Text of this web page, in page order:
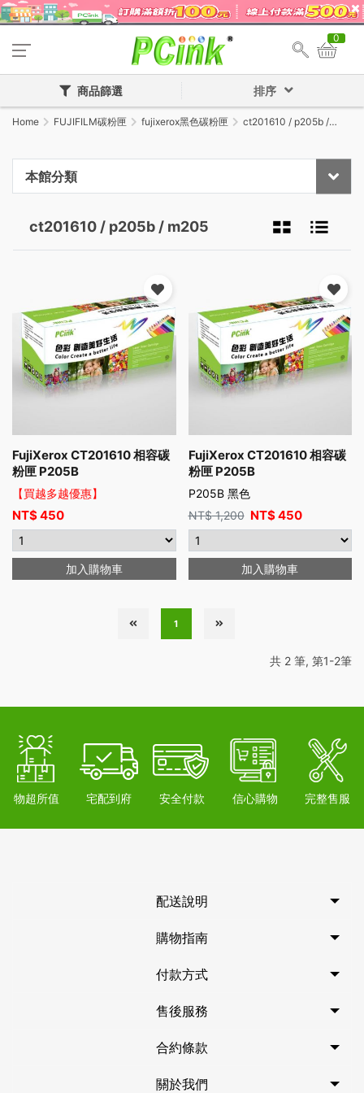
0
商品篩選 排序
Home FUJIFILM碳粉匣 fujixerox黑色碳粉匣
ct201610 / p205b /
本館分類
ct201610 / p205b / m205
FujiXerox CT201610 相容碳
粉匣 P205B
【買越多越優惠】
NT$450
加入購物車
FujiXerox CT201610 相容碳
粉匣 P205B
P205B 黑色
NT$1,200 NT$450
加入購物車
1
共 2 筆, 第1-2筆
物超所值 宅配到府 安全付款 信心購物 完整售服
配送說明
購物指南
付款方式
售後服務
合約條款
關於我們